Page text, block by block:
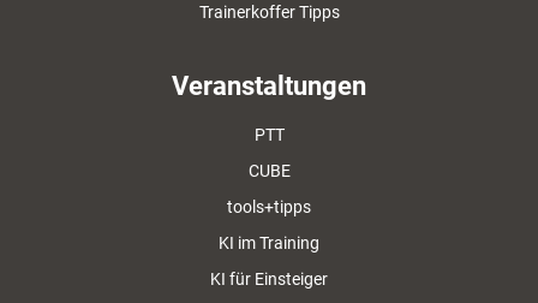
Trainerkoffer Tipps
Veranstaltungen
PTT
CUBE
tools+tipps
KI im Training
KI für Einsteiger